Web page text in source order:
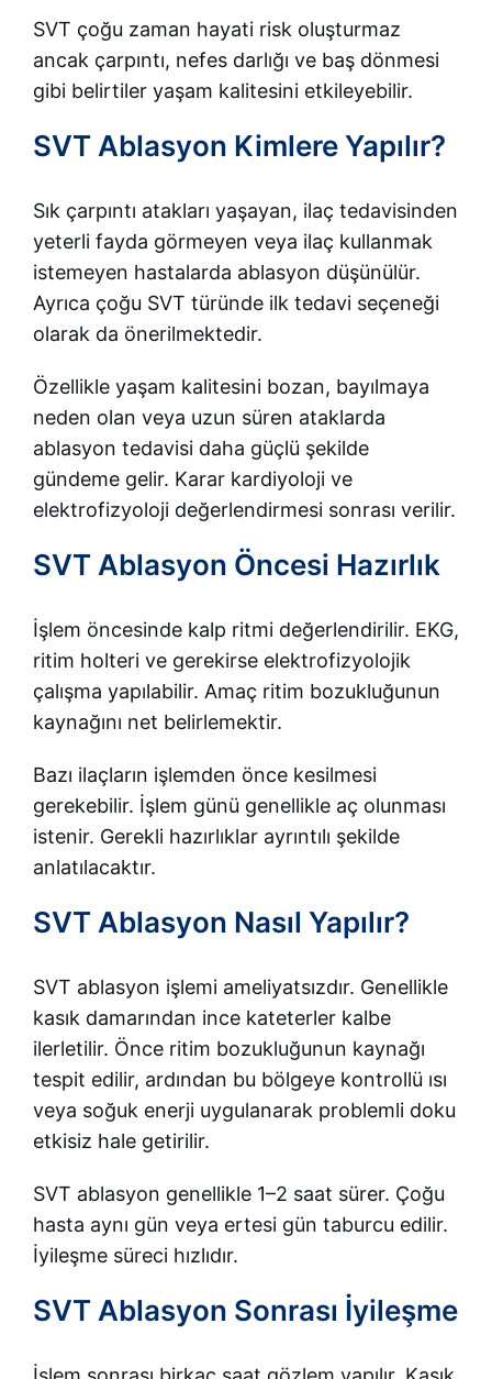
SVT çoğu zaman hayati risk oluşturmaz
ancak çarpıntı, nefes darlığı ve baş dönmesi
gibi belirtiler yaşam kalitesini etkileyebilir.
SVT Ablasyon Kimlere Yapılır?
Sık çarpıntı atakları yaşayan, ilaç tedavisinden
yeterli fayda görmeyen veya ilaç kullanmak
istemeyen hastalarda ablasyon düşünülür.
Ayrıca çoğu SVT türünde ilk tedavi seçeneği
olarak da önerilmektedir.
Özellikle yaşam kalitesini bozan, bayılmaya
neden olan veya uzun süren ataklarda
ablasyon tedavisi daha güçlü şekilde
gündeme gelir. Karar kardiyoloji ve
elektrofizyoloji değerlendirmesi sonrası verilir.
SVT Ablasyon Öncesi Hazırlık
İşlem öncesinde kalp ritmi değerlendirilir. EKG,
ritim holteri ve gerekirse elektrofizyolojik
çalışma yapılabilir. Amaç ritim bozukluğunun
kaynağını net belirlemektir.
Bazı ilaçların işlemden önce kesilmesi
gerekebilir. İşlem günü genellikle aç olunması
istenir. Gerekli hazırlıklar ayrıntılı şekilde
anlatılacaktır.
SVT Ablasyon Nasıl Yapılır?
SVT ablasyon işlemi ameliyatsızdır. Genellikle
kasık damarından ince kateterler kalbe
ilerletilir. Önce ritim bozukluğunun kaynağı
tespit edilir, ardından bu bölgeye kontrollü ısı
veya soğuk enerji uygulanarak problemli doku
etkisiz hale getirilir.
SVT ablasyon genellikle 1–2 saat sürer. Çoğu
hasta aynı gün veya ertesi gün taburcu edilir.
İyileşme süreci hızlıdır.
SVT Ablasyon Sonrası İyileşme